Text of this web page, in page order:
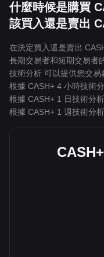
什麼時候是購買
該買入還是賣出
在決定買入還是賣出
長期交易者和短期交易者
技術分析 可以提供您交易
根據 CASH+ 4 小時技術
根據 CASH+ 1 日技術分
根據 CASH+ 1 週技術分